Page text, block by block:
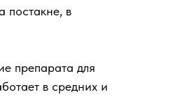
постакне, в
препарата для
в средних и